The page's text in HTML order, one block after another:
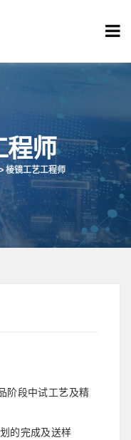
程师
棱镜工艺工程师
阶段中试工艺及精
的完成及送样